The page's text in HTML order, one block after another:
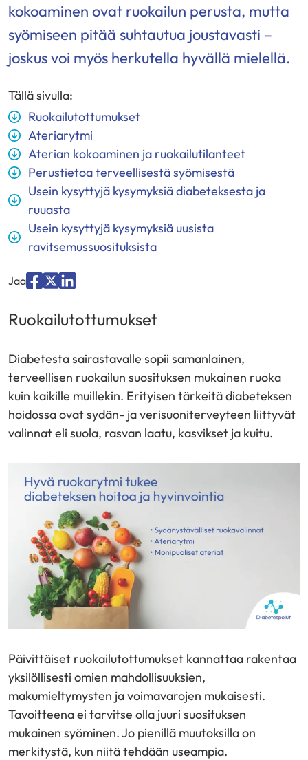
kokoaminen ovat ruokailun perusta, mutta
syömiseen pitää suhtautua joustavasti –
joskus voi myös herkutella hyvällä mielellä.
Tällä sivulla:
Ruokailutottumukset
Ateriarytmi
Aterian kokoaminen ja ruokailutilanteet
Perustietoa terveellisestä syömisestä
Usein kysyttyjä kysymyksiä diabeteksesta ja
ruuasta
Usein kysyttyjä kysymyksiä uusista
ravitsemussuosituksista
Jaa
palvelussa
”Facebook”
palvelussa
”X”
palvelussa
”LinkedIn”
Ruokailutottumukset
Diabetesta sairastavalle sopii samanlainen,
terveellisen ruokailun suosituksen mukainen ruoka
kuin kaikille muillekin. Erityisen tärkeitä diabeteksen
hoidossa ovat sydän- ja verisuoniterveyteen liittyvät
valinnat eli suola, rasvan laatu, kasvikset ja kuitu.
Päivittäiset ruokailutottumukset kannattaa rakentaa
yksilöllisesti omien mahdollisuuksien,
makumieltymysten ja voimavarojen mukaisesti.
Tavoitteena ei tarvitse olla juuri suosituksen
mukainen syöminen. Jo pienillä muutoksilla on
merkitystä, kun niitä tehdään useampia.